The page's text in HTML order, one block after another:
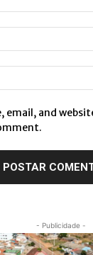
email, and
- Publicidade -